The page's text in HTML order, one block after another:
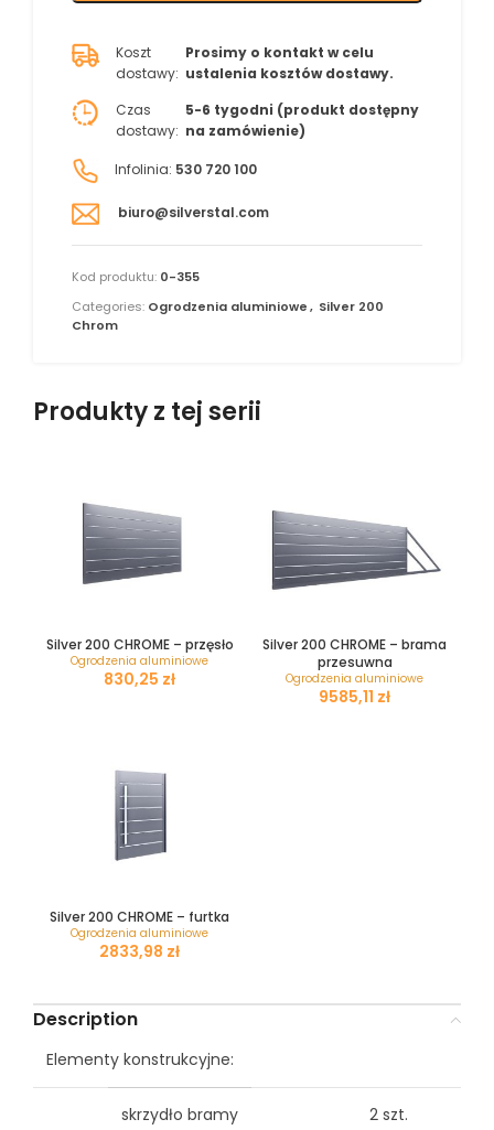
Koszt
dostawy:
Prosimy o kontakt w celu
ustalenia kosztów dostawy.
Czas
dostawy:
5-6 tygodni (produkt dostępny
na zamówienie)
Infolinia: 530 720 100
biuro@silverstal.com
Kod produktu: 0-355
Categories: Ogrodzenia aluminiowe, Silver 200
Chrom
Produkty z tej serii
Silver 200 CHROME – przęsło
Ogrodzenia aluminiowe
zł
Silver 200 CHROME – brama
przesuwna
Ogrodzenia aluminiowe
zł
Silver 200 CHROME – furtka
Ogrodzenia aluminiowe
zł
Description
Elementy konstrukcyjne:
skrzydło bramy 2 szt.